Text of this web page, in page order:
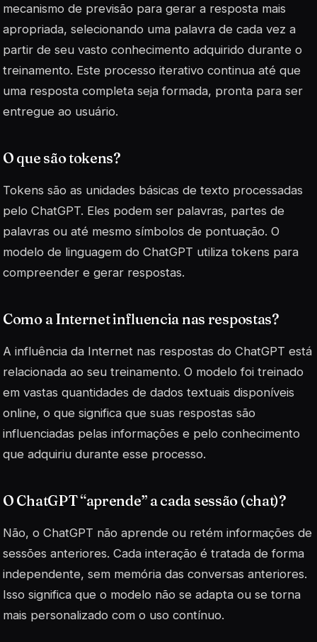
mecanismo de previsão para gerar a resposta mais
apropriada, selecionando uma palavra de cada vez a
partir de seu vasto conhecimento adquirido durante o
treinamento. Este processo iterativo continua até que
uma resposta completa seja formada, pronta para ser
entregue ao usuário.
O que são tokens?
Tokens são as unidades básicas de texto processadas
pelo ChatGPT. Eles podem ser palavras, partes de
palavras ou até mesmo símbolos de pontuação. O
modelo de linguagem do ChatGPT utiliza tokens para
compreender e gerar respostas.
Como a Internet influencia nas respostas?
A influência da Internet nas respostas do ChatGPT está
relacionada ao seu treinamento. O modelo foi treinado
em vastas quantidades de dados textuais disponíveis
online, o que significa que suas respostas são
influenciadas pelas informações e pelo conhecimento
que adquiriu durante esse processo.
O ChatGPT “aprende” a cada sessão (chat)?
Não, o ChatGPT não aprende ou retém informações de
sessões anteriores. Cada interação é tratada de forma
independente, sem memória das conversas anteriores.
Isso significa que o modelo não se adapta ou se torna
mais personalizado com o uso contínuo.